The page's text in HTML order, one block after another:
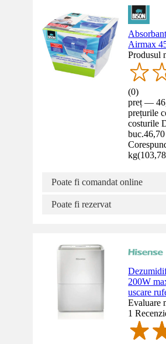
Airmax
Produsul
(0)
preț —
prețurile
costurile
buc.
kg(
Poate fi comandat online
Poate fi rezervat
200W
uscare
Evaluare
1